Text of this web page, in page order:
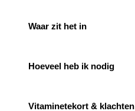
Waar zit het in
Hoeveel heb ik nodig
Vitaminetekort & klachten